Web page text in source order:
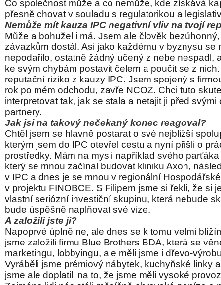
Co společnost může a co nemůže, kde získává
přesně chovat v souladu s regulatorikou a
Nemůže mít kauza IPC negativní vliv na tvojí
Může a bohužel i má. Jsem ale člověk
závazkům dostál. Asi jako každému v byznysu se
nepodařilo, ostatně žádný učený z nebe nespadl,
ke svým chybám postavit čelem a poučit se z
reputační riziko z kauzy IPC. Jsem spojený s
rok po mém odchodu, zavře NCOZ. Chci tuto
interpretovat tak, jak se stala a netajit ji před svými
partnery.
Jak jsi na takový nečekaný konec reagoval?
Chtěl jsem se hlavně postarat o své nejbližší
kterým jsem do IPC otevřel cestu a nyní přišli o
prostředky. Mám na mysli například svého
který se mnou začínal budovat kliniku Axon,
v IPC a dnes je se mnou v regionální
v projektu FINOBCE. S Filipem jsme si řekli, že si
vlastní seriózní investiční skupinu, která nebude
bude úspěšně naplňovat své vize.
A založili jste ji?
Napoprvé úplně ne, ale dnes se k tomu velmi
jsme založili firmu Blue Brothers BDA, která se
marketingu, lobbyingu, ale měli jsme i dřevo-
Vyráběli jsme prémiový nábytek, kuchyňské linky
jsme ale doplatili na to, že jsme měli vysoké